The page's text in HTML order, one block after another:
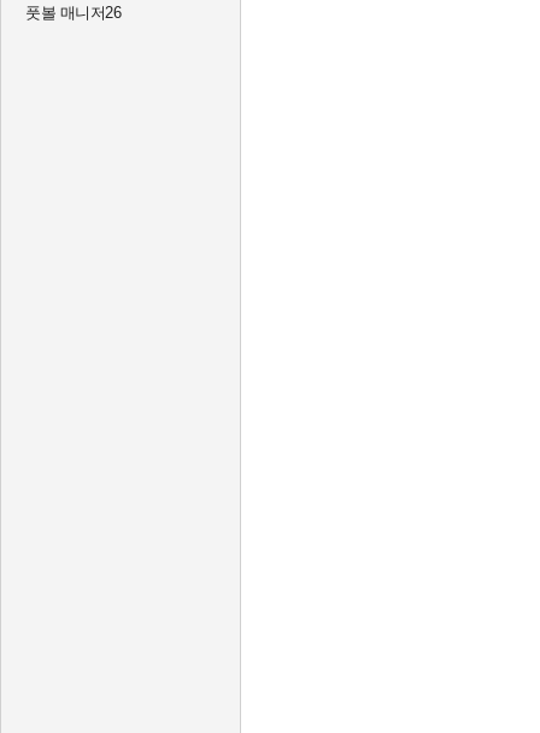
풋볼 매니저26